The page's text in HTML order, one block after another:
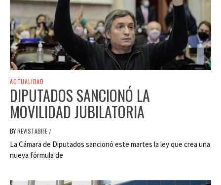
ACTUALIDAD
DIPUTADOS SANCIONÓ LA
MOVILIDAD JUBILATORIA
BYREVISTABIFE /
La Cámara de Diputados sancionó este martes la ley que crea una
nueva fórmula de